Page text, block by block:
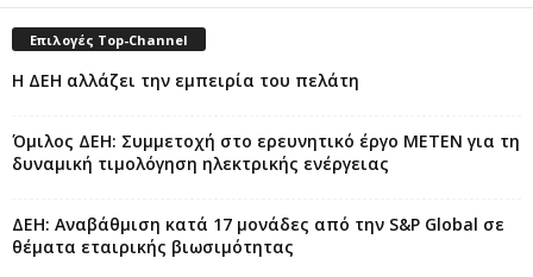
Επιλογές Top-Channel
Η ΔΕΗ αλλάζει την εμπειρία του πελάτη
Όμιλος ΔΕΗ: Συμμετοχή στο ερευνητικό έργο ΜΕΤΕΝ για τη
δυναμική τιμολόγηση ηλεκτρικής ενέργειας
ΔΕΗ: Αναβάθμιση κατά 17 μονάδες από την S&P Global σε
θέματα εταιρικής βιωσιμότητας